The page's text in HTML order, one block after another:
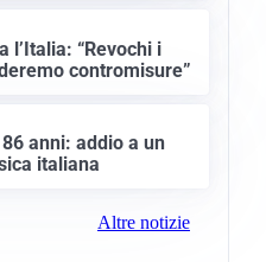
l’Italia: “Revochi i
contromisure”
anni: addio a un
italiana
Altre notizie